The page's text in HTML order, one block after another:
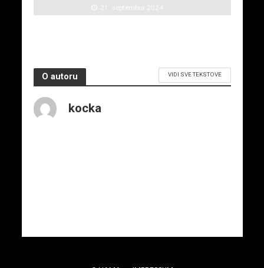
21. septembra 2024.
O autoru VIDI SVE TEKSTOVE
kocka